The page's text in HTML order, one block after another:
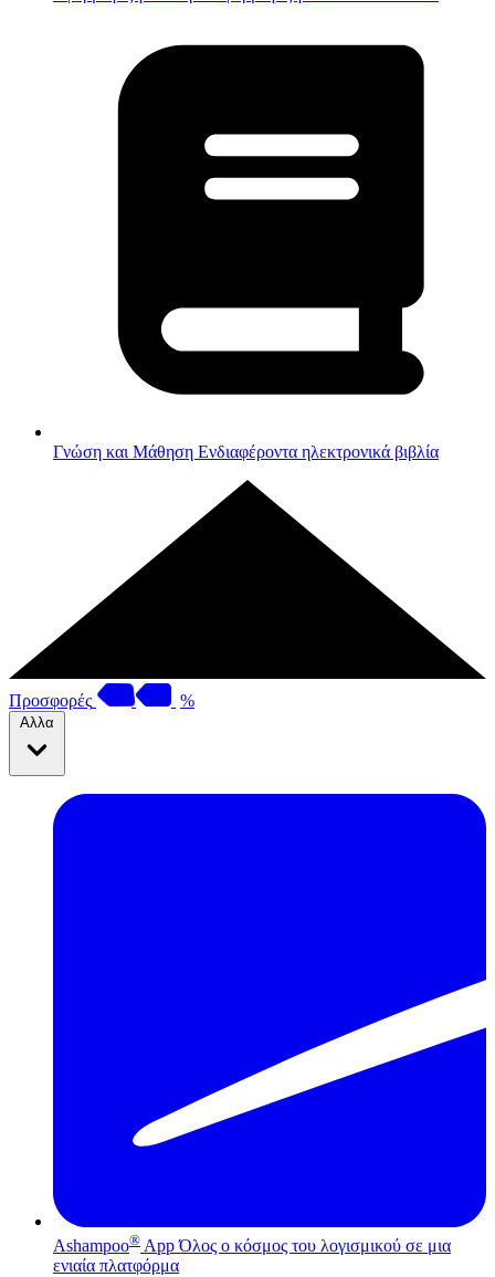
Γνώση και Μάθηση Ενδιαφέροντα ηλεκτρονικά βιβλία
Προσφορές %
Αλλα
Ashampoo® App Όλος ο κόσμος του λογισμικού σε μια
ενιαία πλατφόρμα